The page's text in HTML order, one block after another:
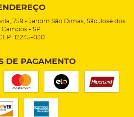
759 - Jardim São Dimas, São José dos
Campos - SP
12245-030
DE PAGAMENTO